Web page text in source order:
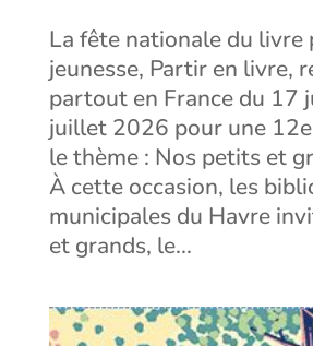
La fête nationale du livre
jeunesse, Partir en livre,
partout en France du 17
juillet 2026 pour une
le thème : Nos petits et
À cette occasion, les
municipales du Havre
et grands, le...